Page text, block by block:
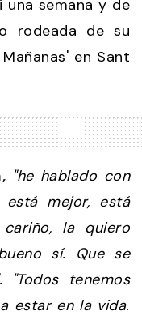
una semana y de
rodeada de su
en Sant
"he hablado con
mejor, está
la quiero
sí. Que se
"Todos tenemos
estar en la vida.